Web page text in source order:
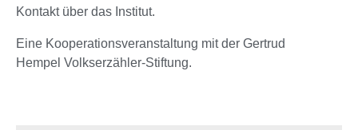
Kontakt über das Institut.
Eine Kooperationsveranstaltung mit der Gertrud
Hempel Volkserzähler-Stiftung.